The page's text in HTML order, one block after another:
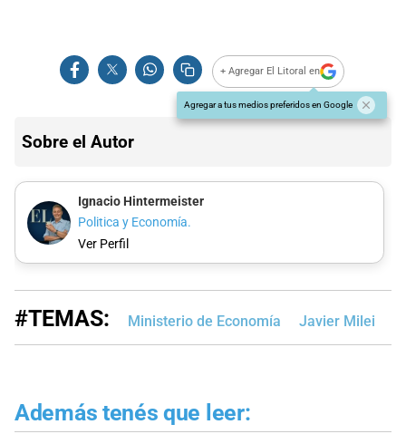
+ Agregar El Litoral en
Agregar a tus medios preferidos en Google
Sobre el Autor
Ignacio Hintermeister
Politica y Economía.
Ver Perfil
#TEMAS: Ministerio de Economía Javier Milei
Además tenés que leer: